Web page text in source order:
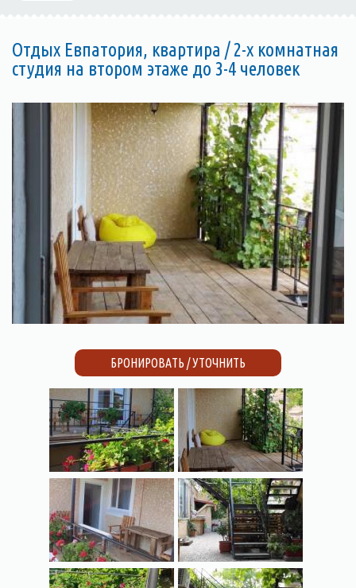
Отдых Евпатория, квартира / 2-х комнатная
студия на втором этаже до 3-4 человек
БРОНИРОВАТЬ / УТОЧНИТЬ